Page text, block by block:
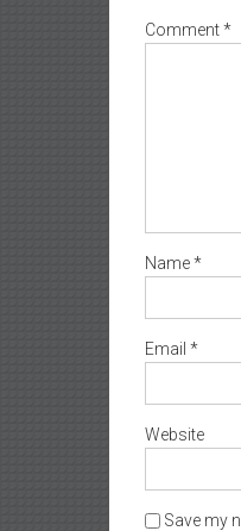
Comment*
Name*
Email *
Website
Save my